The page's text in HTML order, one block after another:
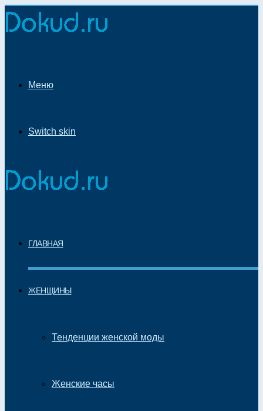
Меню
Switch skin
ГЛАВНАЯ
ЖЕНЩИНЫ
Тенденции женской моды
Женские часы